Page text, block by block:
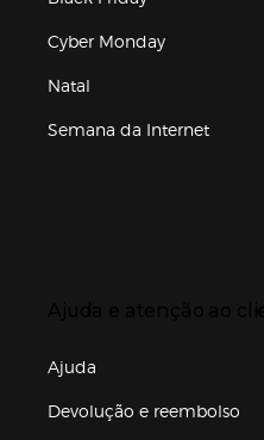
Cyber Monday
Natal
Semana da Internet
Ajuda
Devolução e reembolso